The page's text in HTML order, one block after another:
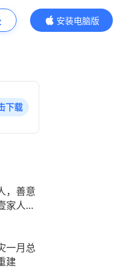
安装电脑版
内容更精彩
下载
，善意
家人记
一月总
建